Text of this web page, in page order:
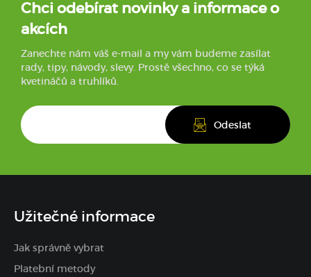
Chci odebírat novinky a informace o
akcích
Zanechte nám váš e-mail a my vám budeme zasílat
rady, tipy, návody, slevy. Prostě všechno, co se týká
kvetináčů a truhlíků.
Užitečné informace
Jak správně vybrat
Platební metody